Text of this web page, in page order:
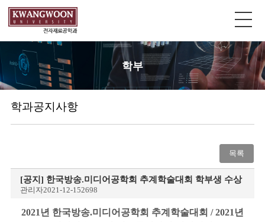
학부
학과공지사항
목록
[공지] 한국방송.미디어공학회 추계학술대회 학부생 수상
관리자2021-12-152698
2021년 한국방송.미디어공학회 추계학술대회 /2021년